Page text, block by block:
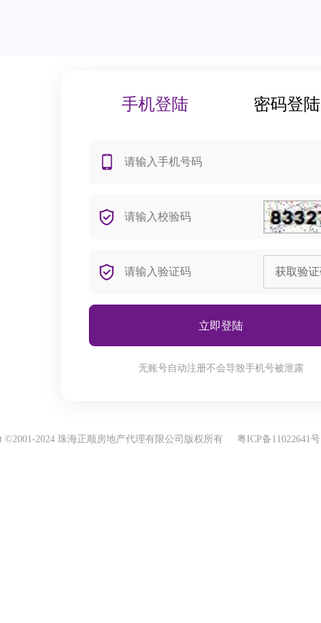
手机登陆 密码登陆
立即登陆
无账号自动注册不会导致手机号被泄露
©2001-2024 珠海正顺房地产代理有限公司版权所有 粤ICP备11022641号